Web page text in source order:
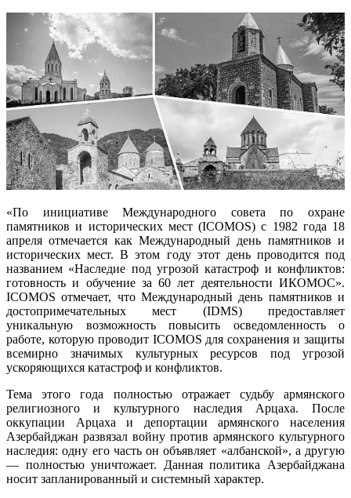
«По инициативе Международного совета по охране
памятников и исторических мест (ICOMOS) с 1982 года 18
апреля отмечается как Международный день памятников и
исторических мест. В этом году этот день проводится под
названием «Наследие под угрозой катастроф и конфликтов:
готовность и обучение за 60 лет деятельности ИКОМОС».
ICOMOS отмечает, что Международный день памятников и
достопримечательных мест (IDMS) предоставляет
уникальную возможность повысить осведомленность о
работе, которую проводит ICOMOS для сохранения и защиты
всемирно значимых культурных ресурсов под угрозой
ускоряющихся катастроф и конфликтов.
Тема этого года полностью отражает судьбу армянского
религиозного и культурного наследия Арцаха. После
оккупации Арцаха и депортации армянского населения
Азербайджан развязал войну против армянского культурного
наследия: одну его часть он объявляет «албанской», а другую
— полностью уничтожает. Данная политика Азербайджана
носит запланированный и системный характер.